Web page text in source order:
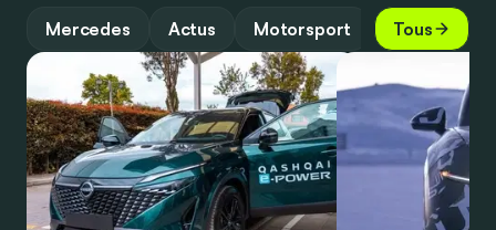
Mercedes Actus Motorsport Tous